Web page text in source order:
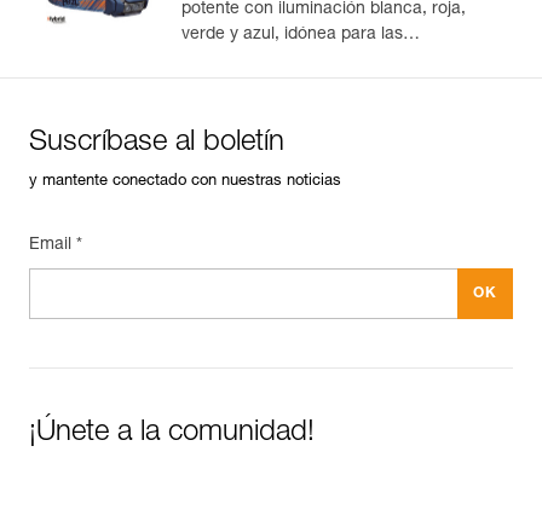
potente con iluminación blanca, roja,
verde y azul, idónea para las
Suscríbase al boletín
y mantente conectado con nuestras noticias
Email *
¡Únete a la comunidad!